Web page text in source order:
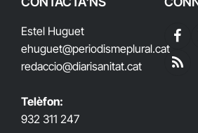
Estel Huguet
ehuguet@periodismeplural.cat
redaccio@diarisanitat.cat
Telèfon:
932 311 247
RSS